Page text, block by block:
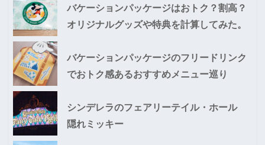
バケーションパッケージはおトク？割高？
オリジナルグッズや特典を計算してみた。
バケーションパッケージのフリードリンク
でおトク感あるおすすめメニュー巡り
シンデレラのフェアリーテイル・ホール
隠れミッキー